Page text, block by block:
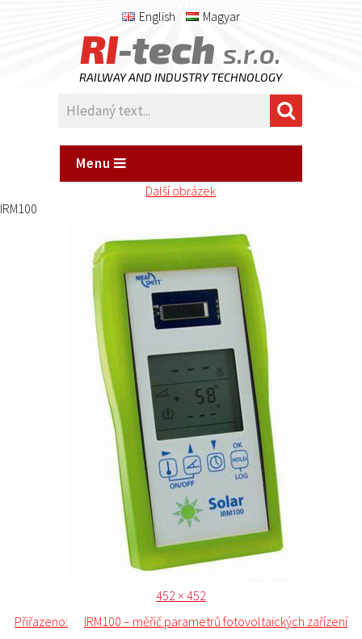
English Magyar
RI-techs.r.o.
RAILWAY AND INDUSTRY TECHNOLOGY
Menu
Další obrázek
IRM100
Publikováno:
Původní
velikost:
452 × 452
Navigace
pro
Přiřazeno: IRM100 – měřič parametrů fotovoltaických zařízení